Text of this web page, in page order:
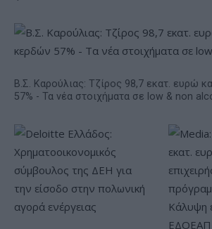
Β.Σ. Καρούλιας: Τζίρος 98,7 εκατ. ευρώ
57% - Τα νέα στοιχήματα σε low & non